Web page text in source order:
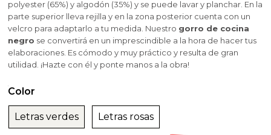
polyester (65%) y algodón (35%) y se puede lavar y planchar. En la
parte superior lleva rejilla y en la zona posterior cuenta con un
velcro para adaptarlo a tu medida. Nuestro gorro de cocina
negro se convertirá en un imprescindible a la hora de hacer tus
elaboraciones. Es cómodo y muy práctico y resulta de gran
utilidad. ¡Hazte con él y ponte manos a la obra!
Color
Letras verdes Letras rosas